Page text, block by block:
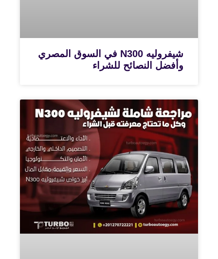
شيفروليه N300 في السوق المصري
وأفضل النصائح للشراء